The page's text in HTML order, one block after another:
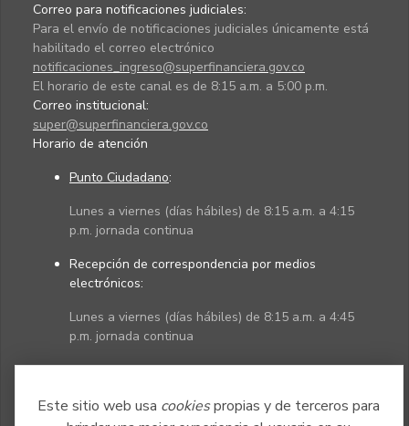
Este sitio web usa cookiespropias y de terceros para
Correo para notificaciones judiciales:
Para el envío de notificaciones judiciales únicamente está
habilitado el correo electrónico
notificaciones_ingreso@superfinanciera.gov.co
El horario de este canal es de 8:15 a.m. a 5:00 p.m.
Correo institucional:
super@superfinanciera.gov.co
Horario de atención
Punto Ciudadano:
Lunes a viernes (días hábiles) de 8:15 a.m. a 4:15
p.m. jornada continua
Recepción de correspondencia por medios
electrónicos:
Lunes a viernes (días hábiles) de 8:15 a.m. a 4:45
p.m. jornada continua